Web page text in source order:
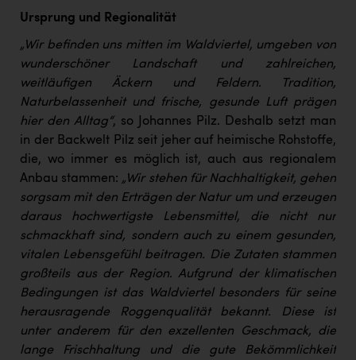
Ursprung und Regionalität
„Wir befinden uns mitten im Waldviertel, umgeben von
wunderschöner Landschaft und zahlreichen,
weitläufigen Äckern und Feldern. Tradition,
Naturbelassenheit und frische, gesunde Luft prägen
hier den Alltag“, so Johannes Pilz. Deshalb setzt man
in der Backwelt Pilz seit jeher auf heimische Rohstoffe,
die, wo immer es möglich ist, auch aus regionalem
Anbau stammen: „Wir stehen für Nachhaltigkeit, gehen
sorgsam mit den Erträgen der Natur um und erzeugen
daraus hochwertigste Lebensmittel, die nicht nur
schmackhaft sind, sondern auch zu einem gesunden,
vitalen Lebensgefühl beitragen. Die Zutaten stammen
großteils aus der Region. Aufgrund der klimatischen
Bedingungen ist das Waldviertel besonders für seine
herausragende Roggenqualität bekannt. Diese ist
unter anderem für den exzellenten Geschmack, die
lange Frischhaltung und die gute Bekömmlichkeit